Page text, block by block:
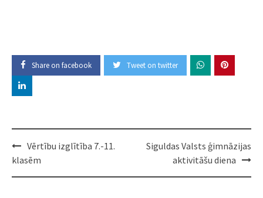
Share on facebook Tweet on twitter
Post
navigation
Vērtību izglītība 7.-11.
klasēm
Siguldas Valsts ģimnāzijas
aktivitāšu diena